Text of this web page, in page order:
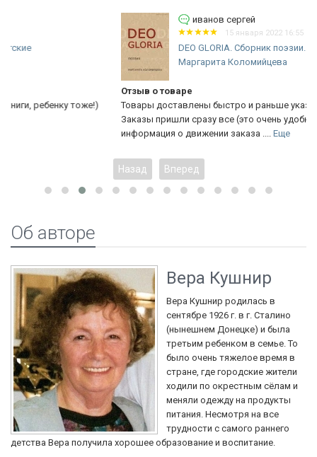
15 января 2022 16:55
DEO GLORIA. Сборник поэзии.
Маргарита Коломийцева
Товары доставлены быстро и раньше указанного времени.
Заказы пришли сразу все (это очень удобно). Хорошая
информация о движении заказа ....Еще
Назад Вперед
Об авторе
Вера Кушнир
Вера Кушнир родилась в
сентябре 1926 г. в г. Сталино
(нынешнем Донецке) и была
третьим ребенком в семье. То
было очень тяжелое время в
стране, где городские жители
ходили по окрестным сёлам и
меняли одежду на продукты
питания. Несмотря на все
трудности с самого раннего
детства Вера получила хорошее образование и воспитание.